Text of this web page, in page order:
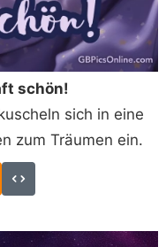
schön!
sich in eine
zum Träumen ein.